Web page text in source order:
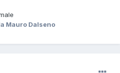
Mauro Dalseno